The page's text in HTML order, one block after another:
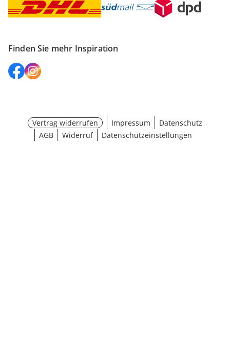
Finden Sie mehr Inspiration
Vertrag widerrufen Impressum
Datenschutz
AGB
Widerruf Datenschutzeinstellungen